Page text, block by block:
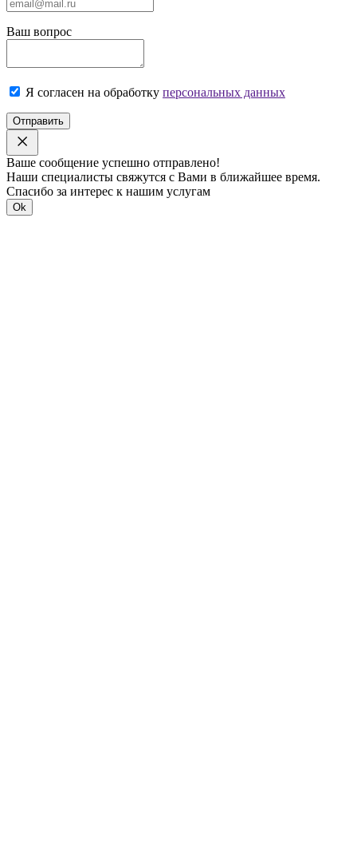
Ваш вопрос
Я согласен на обработку персональных данных
Отправить
Ваше сообщение успешно отправлено!
Наши специалисты свяжутся с Вами в ближайшее время.
Спасибо за интерес к нашим услугам
Ok